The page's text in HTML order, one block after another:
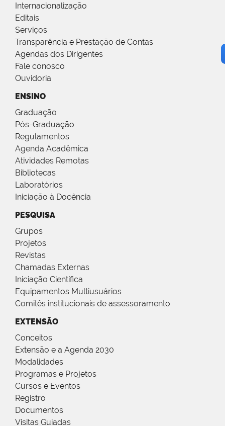
Internacionalização
Editais
Serviços
Transparência e Prestação de Contas
Agendas dos Dirigentes
Fale conosco
Ouvidoria
ENSINO
Graduação
Pós-Graduação
Regulamentos
Agenda Acadêmica
Atividades Remotas
Bibliotecas
Laboratórios
Iniciação à Docência
PESQUISA
Grupos
Projetos
Revistas
Chamadas Externas
Iniciação Científica
Equipamentos Multiusuários
Comitês institucionais de assessoramento
EXTENSÃO
Conceitos
Extensão e a Agenda 2030
Modalidades
Programas e Projetos
Cursos e Eventos
Registro
Documentos
Visitas Guiadas